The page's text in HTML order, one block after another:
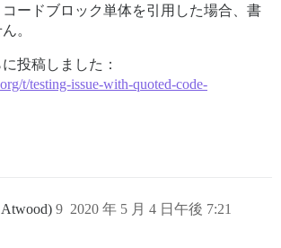
ードブロック単体を引用した場合、書
。
投稿しました：
t/testing-issue-with-quoted-code-
2020 年 5 月 4 日午後 7:21
9